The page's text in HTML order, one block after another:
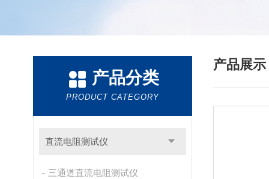
产品分类
PRODUCT CATEGORY
直流电阻测试仪
三通道直流电阻测试仪
产品展示